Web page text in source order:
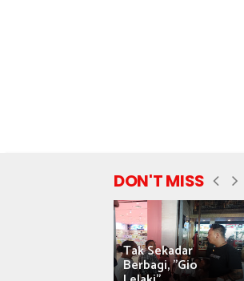
DON'T MISS
Tak Sekadar
Berbagi, "Gio